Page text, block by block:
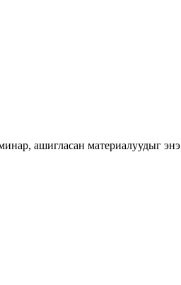
ашигласан материалуудыг